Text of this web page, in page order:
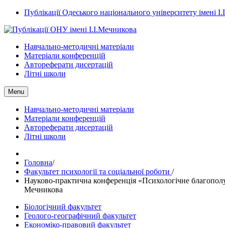
Публікації Одеського національного університету імені
Навчально-методичні матеріали
Матеріали конференцій
Автореферати дисертацій
Літні школи
Menu
Навчально-методичні матеріали
Матеріали конференцій
Автореферати дисертацій
Літні школи
Головна/
Факультет психології та соціальної роботи /
Науково-практична конференція «Психологічне
Мечникова
Біологічний факультет
Геолого-географічний факультет
Економіко-правовий факультет